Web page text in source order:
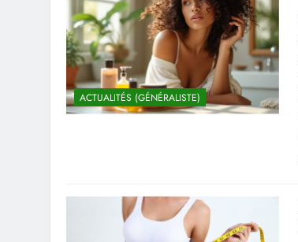
ACTUALITÉS (GÉNÉRALISTE)